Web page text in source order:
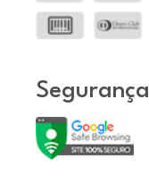
Segurança